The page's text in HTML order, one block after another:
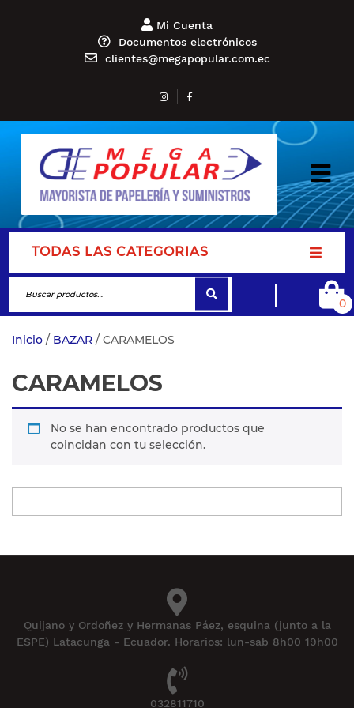
Mi Cuenta
Documentos electrónicos
clientes@megapopular.com.ec
TODAS LAS CATEGORIAS
0
Inicio / BAZAR / CARAMELOS
CARAMELOS
No se han encontrado productos que
coincidan con tu selección.
Quijano y Ordoñez y Hermanas Páez, esquina (junto a la
ESPE) Latacunga - Ecuador. Horarios: lun-sab 8h00 19h00
032811710